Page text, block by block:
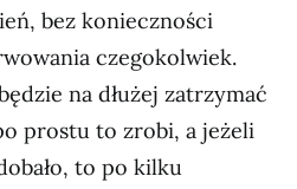
bez konieczności
czegokolwiek.
na dłużej zatrzymać
prostu to zrobi, a jeżeli
to po kilku